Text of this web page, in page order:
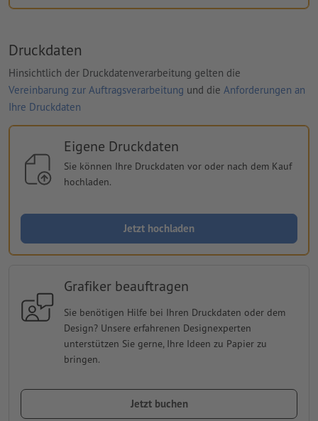
Druckdaten
Hinsichtlich der Druckdatenverarbeitung gelten die
Vereinbarung zur Auftragsverarbeitung und die Anforderungen an
Ihre Druckdaten
Eigene Druckdaten
Sie können Ihre Druckdaten vor oder nach dem Kauf
hochladen.
Jetzt hochladen
Grafiker beauftragen
Sie benötigen Hilfe bei Ihren Druckdaten oder dem
Design? Unsere erfahrenen Designexperten
unterstützen Sie gerne, Ihre Ideen zu Papier zu
bringen.
Jetzt buchen